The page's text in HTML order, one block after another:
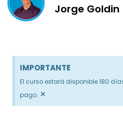
Jorge Goldin
IMPORTANTE
El curso estará disponible 180
pago. ×